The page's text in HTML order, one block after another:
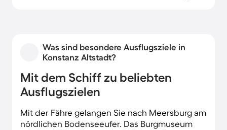
Was sind besondere Ausflugsziele in
Konstanz Altstadt?
Mit dem Schiff zu beliebten
Ausflugszielen
Mit der Fähre gelangen Sie nach Meersburg am
nördlichen Bodenseeufer. Das Burgmuseum